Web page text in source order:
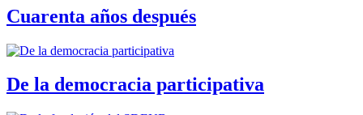
Cuarenta años después
De la democracia participativa